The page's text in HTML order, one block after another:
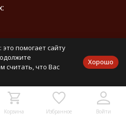
Корзина Избранное Войти
помогает сайту
считать, что Вас
Хорошо